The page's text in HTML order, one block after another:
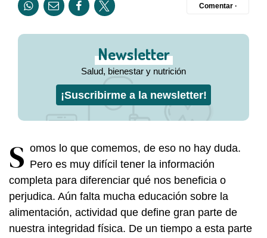
Comentar ·
Newsletter
Salud, bienestar y nutrición
¡Suscribirme a la newsletter!
S omos lo que comemos, de eso no hay duda.
Pero es muy difícil tener la información
completa para diferenciar qué nos beneficia o
perjudica. Aún falta mucha educación sobre la
alimentación, actividad que define gran parte de
nuestra integridad física. De un tiempo a esta parte